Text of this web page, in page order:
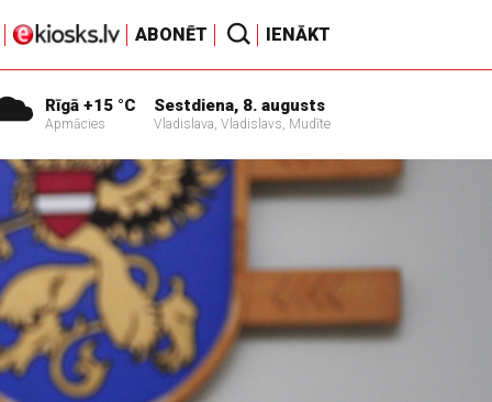
ABONĒT IENĀKT
Rīgā +15 °C
Apmācies
Sestdiena, 8. augusts
Vladislava, Vladislavs, Mudīte